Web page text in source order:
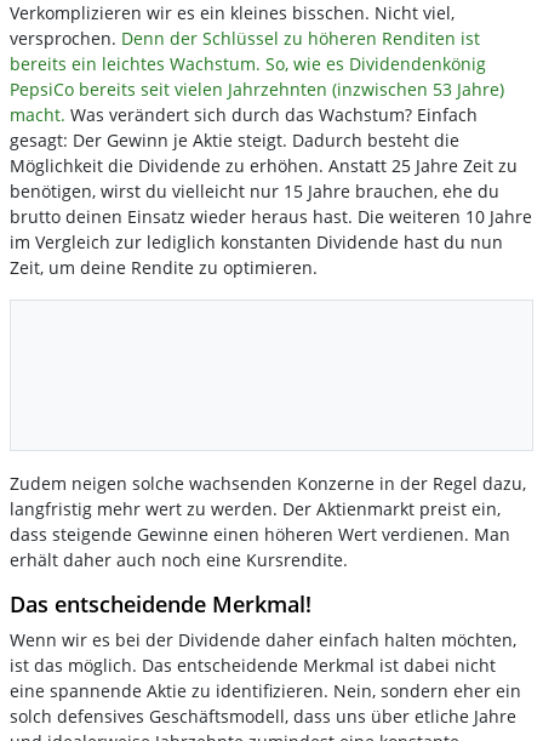
Verkomplizieren wir es ein kleines bisschen. Nicht viel,
versprochen. Denn der Schlüssel zu höheren Renditen ist
bereits ein leichtes Wachstum. So, wie es Dividendenkönig
PepsiCo bereits seit vielen Jahrzehnten (inzwischen 53 Jahre)
macht. Was verändert sich durch das Wachstum? Einfach
gesagt: Der Gewinn je Aktie steigt. Dadurch besteht die
Möglichkeit die Dividende zu erhöhen. Anstatt 25 Jahre Zeit zu
benötigen, wirst du vielleicht nur 15 Jahre brauchen, ehe du
brutto deinen Einsatz wieder heraus hast. Die weiteren 10 Jahre
im Vergleich zur lediglich konstanten Dividende hast du nun
Zeit, um deine Rendite zu optimieren.
Zudem neigen solche wachsenden Konzerne in der Regel dazu,
langfristig mehr wert zu werden. Der Aktienmarkt preist ein,
dass steigende Gewinne einen höheren Wert verdienen. Man
erhält daher auch noch eine Kursrendite.
Das entscheidende Merkmal!
Wenn wir es bei der Dividende daher einfach halten möchten,
ist das möglich. Das entscheidende Merkmal ist dabei nicht
eine spannende Aktie zu identifizieren. Nein, sondern eher ein
solch defensives Geschäftsmodell, dass uns über etliche Jahre